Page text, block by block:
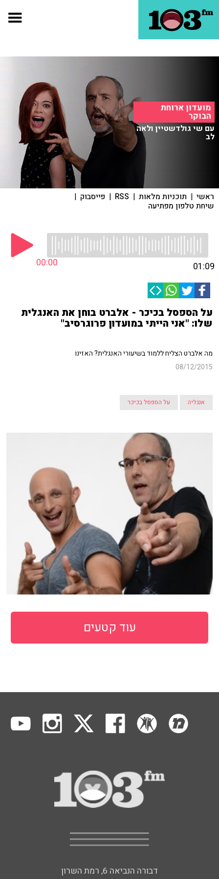
מועדון ארוחת
הבוקר
עם שי גולדשטיין ולאה
לב
ראשי | תוכניות מלאות |
RSS
| פייסבוק |
שיחת טלפון מפתיעה
00:00 01:09
על הספסל בכיכר - אלברט בוחן את האנגלית
שלו: "אני הייתי במועדון פרוגרסיב"
מה אלברט הצליח ללמוד בשיעורי האנגלית? האזינו
08/12/2015
אנגליה על הספסל בכיכר
עוד קטעים
דבורה הנביאה 6, רמת השרון